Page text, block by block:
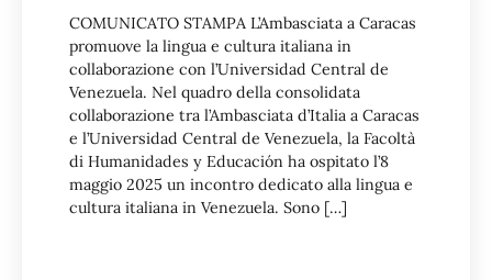
COMUNICATO STAMPA L’Ambasciata a Caracas
promuove la lingua e cultura italiana in
collaborazione con l’Universidad Central de
Venezuela. Nel quadro della consolidata
collaborazione tra l’Ambasciata d’Italia a Caracas
e l’Universidad Central de Venezuela, la Facoltà
di Humanidades y Educación ha ospitato l’8
maggio 2025 un incontro dedicato alla lingua e
cultura italiana in Venezuela. Sono […]